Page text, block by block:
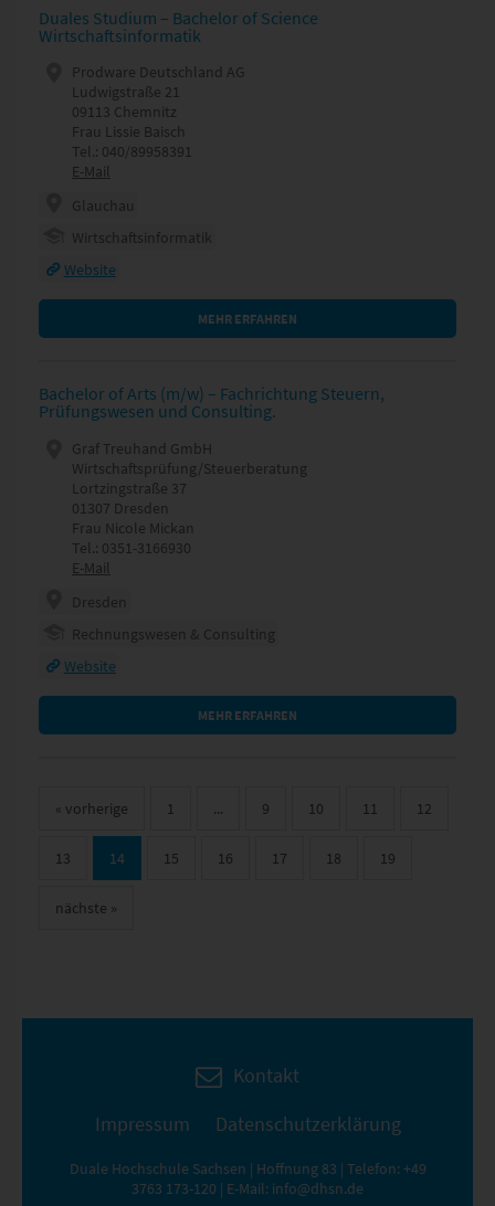
Duales Studium – Bachelor of Science
Wirtschaftsinformatik
Prodware Deutschland AG
Ludwigstraße 21
09113 Chemnitz
Frau Lissie Baisch
Tel.: 040/89958391
E-Mail
Glauchau
Wirtschaftsinformatik
Website
MEHR ERFAHREN
Bachelor of Arts (m/w) – Fachrichtung Steuern,
Prüfungswesen und Consulting.
Graf Treuhand GmbH
Wirtschaftsprüfung/Steuerberatung
Lortzingstraße 37
01307 Dresden
Frau Nicole Mickan
Tel.: 0351-3166930
E-Mail
Dresden
Rechnungswesen & Consulting
Website
MEHR ERFAHREN
« vorherige 1 ... 9 10 11 12
13 14 15 16 17 18 19
nächste »
Kontakt
Impressum
Datenschutzerklärung
Duale Hochschule Sachsen | Hoffnung 83 | Telefon: +49
3763 173-120 | E-Mail: info@dhsn.de